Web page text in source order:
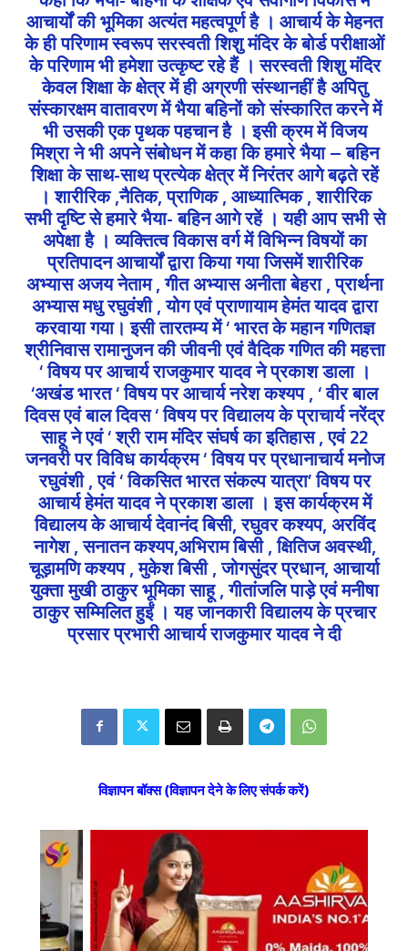
आचार्यों की भूमिका अत्यंत महत्वपूर्ण है । आचार्य के मेहनत
के ही परिणाम स्वरूप सरस्वती शिशु मंदिर के बोर्ड परीक्षाओं
के परिणाम भी हमेशा उत्कृष्ट रहे हैं । सरस्वती शिशु मंदिर
केवल शिक्षा के क्षेत्र में ही अग्रणी संस्थानहीं है अपितु
संस्कारक्षम वातावरण में भैया बहिनों को संस्कारित करने में
भी उसकी एक पृथक पहचान है । इसी क्रम में विजय
मिश्रा ने भी अपने संबोधन में कहा कि हमारे भैया – बहिन
शिक्षा के साथ-साथ प्रत्येक क्षेत्र में निरंतर आगे बढ़ते रहें
। शारीरिक ,नैतिक, प्राणिक , आध्यात्मिक , शारीरिक
सभी दृष्टि से हमारे भैया- बहिन आगे रहें । यही आप सभी से
अपेक्षा है । व्यक्तित्व विकास वर्ग में विभिन्न विषयों का
प्रतिपादन आचार्यों द्वारा किया गया जिसमें शारीरिक
अभ्यास अजय नेताम , गीत अभ्यास अनीता बेहरा , प्रार्थना
अभ्यास मधु रघुवंशी , योग एवं प्राणायाम हेमंत यादव द्वारा
करवाया गया। इसी तारतम्य में ‘ भारत के महान गणितज्ञ
श्रीनिवास रामानुजन की जीवनी एवं वैदिक गणित की महत्ता
‘ विषय पर आचार्य राजकुमार यादव ने प्रकाश डाला ।
‘अखंड भारत ‘ विषय पर आचार्य नरेश कश्यप , ‘ वीर बाल
दिवस एवं बाल दिवस ‘ विषय पर विद्यालय के प्राचार्य नरेंद्र
साहू ने एवं ‘ श्री राम मंदिर संघर्ष का इतिहास , एवं 22
जनवरी पर विविध कार्यक्रम ‘ विषय पर प्रधानाचार्य मनोज
रघुवंशी , एवं ‘ विकसित भारत संकल्प यात्रा’ विषय पर
आचार्य हेमंत यादव ने प्रकाश डाला । इस कार्यक्रम में
विद्यालय के आचार्य देवानंद बिसी, रघुवर कश्यप, अरविंद
नागेश , सनातन कश्यप,अभिराम बिसी , क्षितिज अवस्थी,
चूड़ामणि कश्यप , मुकेश बिसी , जोगसुंदर प्रधान, आचार्या
युक्ता मुखी ठाकुर भूमिका साहू , गीतांजलि पाड़े एवं मनीषा
ठाकुर सम्मिलित हुईं । यह जानकारी विद्यालय के प्रचार
प्रसार प्रभारी आचार्य राजकुमार यादव ने दी
विज्ञापन बॉक्स (विज्ञापन देने के लिए संपर्क करें)